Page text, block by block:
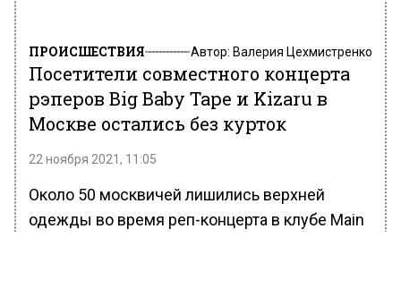
ПРОИСШЕСТВИЯ Автор: Валерия Цехмистренко
Посетители совместного концерта
рэперов Big Baby Tape и Kizaru в
Москве остались без курток
22 ноября 2021, 11:05
Около 50 москвичей лишились верхней
одежды во время реп-концерта в клубе Main